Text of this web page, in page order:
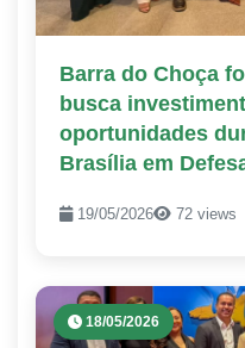
Barra do Choça
busca
oportunidades
Brasília em
19/05/2026 72 views
18/05/2026